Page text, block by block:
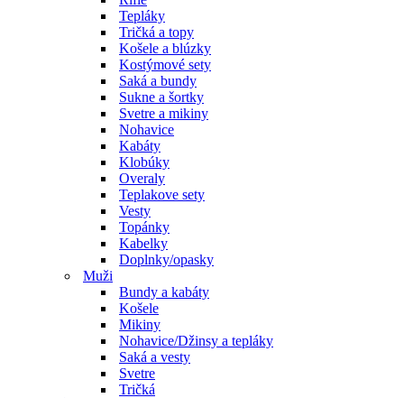
Tepláky
Tričká a topy
Košele a blúzky
Kostýmové sety
Saká a bundy
Sukne a šortky
Svetre a mikiny
Nohavice
Kabáty
Klobúky
Overaly
Teplakove sety
Vesty
Topánky
Kabelky
Doplnky/opasky
Muži
Bundy a kabáty
Košele
Mikiny
Nohavice/Džinsy a tepláky
Saká a vesty
Svetre
Tričká